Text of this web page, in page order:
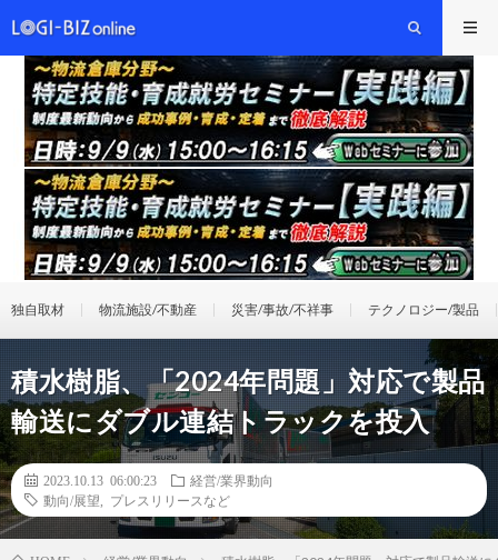
独自取材 物流施設/不動産 災害/事故/不祥事 テクノロジー/製品
積水樹脂、「2024年問題」対応で製品
輸送にダブル連結トラックを投入
2023.10.13 06:00:23
経営/業界動向
動向/展望
プレスリリースなど